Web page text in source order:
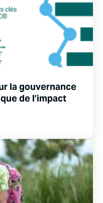
la gouvernance
de l’impact